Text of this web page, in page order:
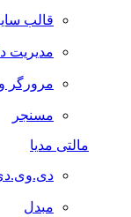
قالب
مدیریت
مرورگر
مسنجر
مالتی مدیا
مبدل